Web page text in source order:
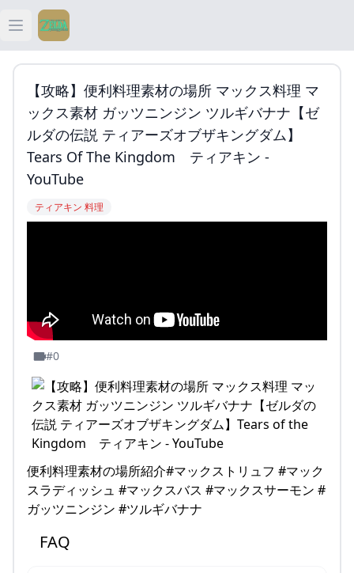
Open main menu
ティアキン
ティアキン 祠
ティアキン 武器
【攻略】便利料理素材の場所 マックス料理 マ
ックス素材 ガッツニンジン ツルギバナナ【ゼ
ルダの伝説 ティアーズオブザキングダム】
Tears Of The Kingdom ティアキン -
YouTube
ティアキン 料理
#0
便利料理素材の場所紹介#マックストリュフ #マック
スラディッシュ #マックスバス #マックスサーモン #
ガッツニンジン #ツルギバナナ
FAQ